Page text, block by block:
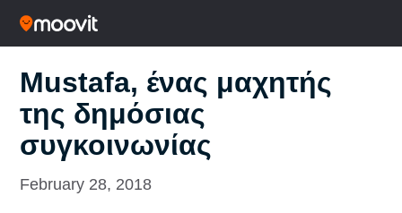
Mustafa, ένας μαχητής
της δημόσιας
συγκοινωνίας
February 28, 2018